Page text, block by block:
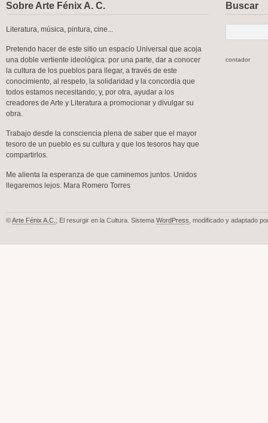
Sobre Arte Fénix A. C.
Literatura, música, pintura, cine...
Pretendo hacer de este sitio un espacio Universal que acoja
una doble vertiente ideológica: por una parte, dar a conocer
la cultura de los pueblos para llegar, a través de este
conocimiento, al respeto, la solidaridad y la concordia que
todos estamos necesitando; y, por otra, ayudar a los
creadores de Arte y Literatura a promocionar y divulgar su
obra.
Trabajo desde la consciencia plena de saber que el mayor
tesoro de un pueblo es su cultura y que los tesoros hay que
compartirlos.
Me alienta la esperanza de que caminemos juntos. Unidos
llegaremos lejos. Mara Romero Torres
Buscar
contador
©Arte Fénix A.C. ; El resurgir en la Cultura. Sistema WordPress , modificado y adaptado